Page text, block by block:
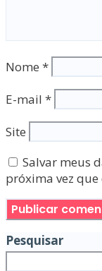
Nome *
E-mail *
Site
Salvar meus
próxima vez
Pesquisar